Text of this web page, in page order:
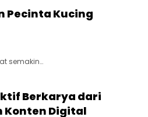
Pecinta Kucing
semakin…
Berkarya dari
Konten Digital